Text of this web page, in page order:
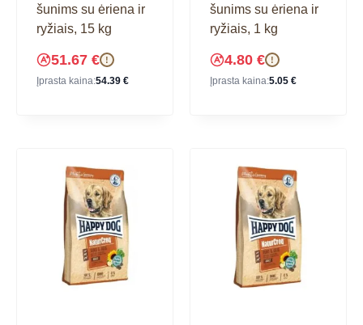
šunims su ėriena ir
ryžiais, 15 kg
51.67 € !
Įprasta kaina:54.39 €
šunims su ėriena ir
ryžiais, 1 kg
4.80 € !
Įprasta kaina:5.05 €